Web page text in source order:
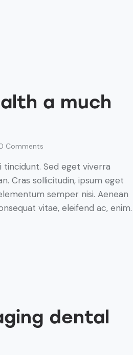
a much
Comments
tincidunt. Sed eget viverra
Cras sollicitudin, ipsum eget
semper nisi. Aenean
vitae, eleifend ac, enim.
dental